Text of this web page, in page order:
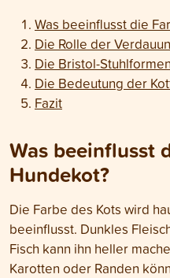
Was beeinflusst die
Die Rolle der
Die Bristol-
Die Bedeutung der
Fazit
Was beeinflusst
Hundekot?
Die Farbe des Kots wird
beeinflusst. Dunkles
Fisch kann ihn heller
Karotten oder Randen